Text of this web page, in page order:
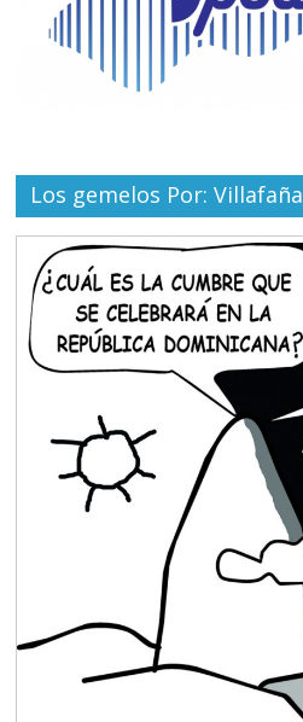
Los gemelos Por: Villafaña